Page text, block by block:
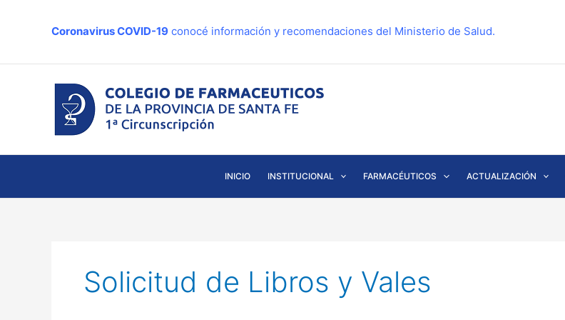
Coronavirus COVID-19 conocé información y recomendaciones del Ministerio de Salud.
INICIO INSTITUCIONAL FARMACÉUTICOS ACTUALIZACIÓN
Solicitud de Libros y Vales